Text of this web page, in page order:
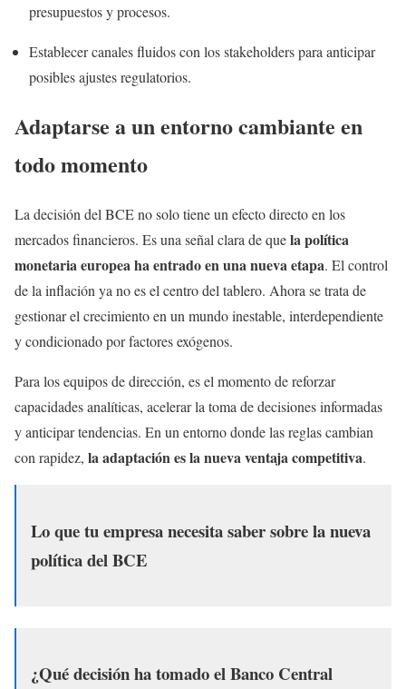
presupuestos y procesos.
Establecer canales fluidos con los stakeholders para anticipar
posibles ajustes regulatorios.
Adaptarse a un entorno cambiante en
todo momento
La decisión del BCE no solo tiene un efecto directo en los
mercados financieros. Es una señal clara de quela política
monetaria europea ha entrado en una nueva etapa. El control
de la inflación ya no es el centro del tablero. Ahora se trata de
gestionar el crecimiento en un mundo inestable, interdependiente
y condicionado por factores exógenos.
Para los equipos de dirección, es el momento de reforzar
capacidades analíticas, acelerar la toma de decisiones informadas
y anticipar tendencias. En un entorno donde las reglas cambian
con rapidez, la adaptación es la nueva ventaja competitiva.
Lo que tu empresa necesita saber sobre la nueva
política del BCE
¿Qué decisión ha tomado el Banco Central